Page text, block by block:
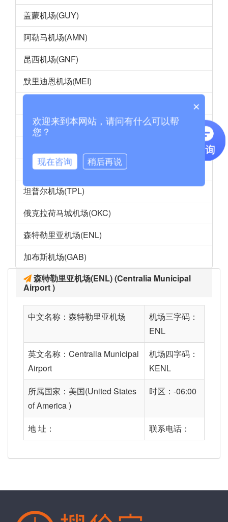
盖蒙机场(GUY)
阿勒马机场(AMN)
昆西机场(GNF)
默里迪恩机场(MEI)
哈纳佩佩机场(PAK)
塔斯卡卢萨机场(TCL)
坦普尔机场(TPL)
俄克拉荷马城机场(OKC)
森特勒里亚机场(ENL)
加布斯机场(GAB)
森特勒里亚机场(ENL) (Centralia Municipal
Airport )
中文名称：森特勒里亚机场
机场三字码：
ENL
英文名称：Centralia Municipal
Airport
机场四字码：
KENL
所属国家：美国(United States
of America )
时区：-06:00
地 址： 联系电话：
×
欢迎来到本网站，请问有什么可以帮
您？
现在咨询 稍后再说